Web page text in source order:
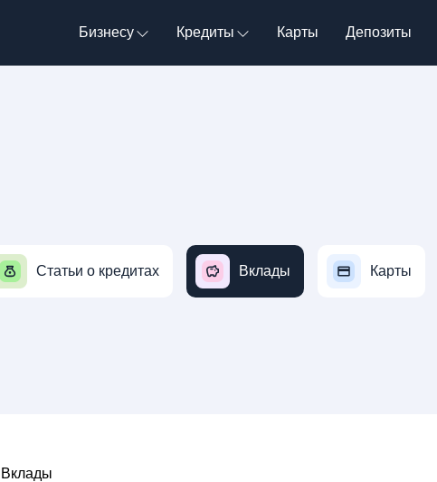
Бизнесу Кредиты Карты Депозиты
Статьи о кредитах Вклады Карты
Вклады